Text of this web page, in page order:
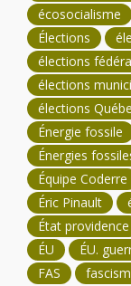
écosocialisme
Élections
élections
élections
élections
Énergie fossile
Énergies
Équipe Coderre
Éric Pinault
État providence
ÉU
ÉU.
FAS